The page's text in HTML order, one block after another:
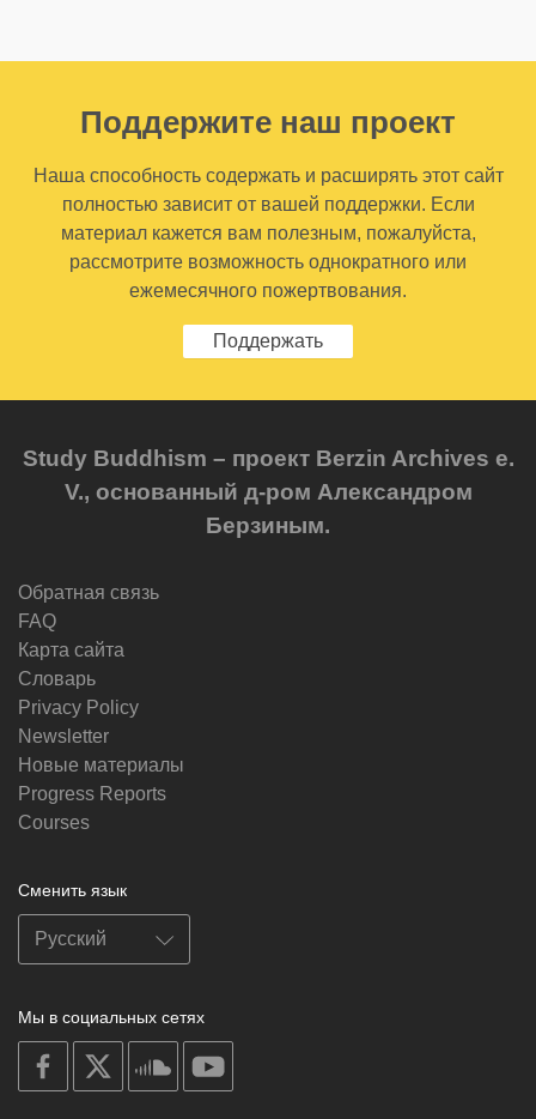
Поддержите наш проект
Наша способность содержать и расширять этот сайт
полностью зависит от вашей поддержки. Если
материал кажется вам полезным, пожалуйста,
рассмотрите возможность однократного или
ежемесячного пожертвования.
Поддержать
Study Buddhism – проект Berzin Archives e.
V., основанный д-ром Александром
Берзиным.
Обратная связь
FAQ
Карта сайта
Словарь
Privacy Policy
Newsletter
Новые материалы
Progress Reports
Courses
Сменить язык
Мы в социальных сетях
on
facebook
soundcloud